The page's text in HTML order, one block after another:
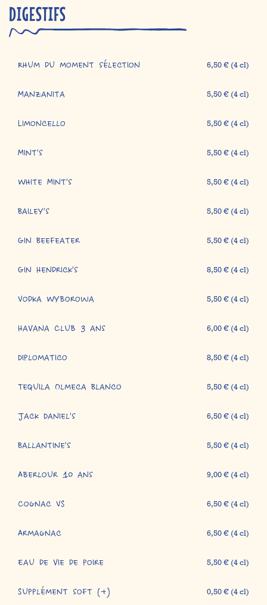
DIGESTIFS
Rhum du moment sélection 6,50 € (4 cl)
Manzanita 5,50 € (4 cl)
Limoncello 5,50 € (4 cl)
Mint's 5,50 € (4 cl)
White Mint's 5,50 € (4 cl)
Bailey's 5,50 € (4 cl)
Gin Beefeater 5,50 € (4 cl)
Gin Hendrick's 8,50 € (4 cl)
Vodka Wyborowa 5,50 € (4 cl)
Havana Club 3 ans 6,00 € (4 cl)
Diplomatico 8,50 € (4 cl)
Tequila Olmeca Blanco 5,50 € (4 cl)
Jack Daniel's 6,50 € (4 cl)
Ballantine's 5,50 € (4 cl)
Aberlour 10 ans 9,00 € (4 cl)
Cognac VS 6,50 € (4 cl)
Armagnac 6,50 € (4 cl)
Eau de vie de poire 5,50 € (4 cl)
Supplément soft (+) 0,50 € (4 cl)